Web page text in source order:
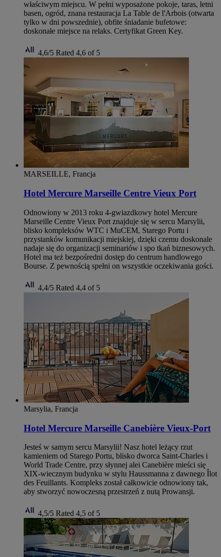
właściwym miejscu. W pełni wyposażone pokoje, taras, letni
basen, ogród, znana restauracja La Table de l'Arbois (otwarta
tylko w dni powszednie), obfite śniadanie bufetowe:
doskonałe miejsce na relaks. Certyfikat Green Key.
4,6/5 Rated 4,6 of 5
MARSEILLE, Francja
Hotel Mercure Marseille Centre Vieux Port
Odnowiony w 2013 roku 4-gwiazdkowy hotel Mercure
Marseille Centre Vieux Port znajduje się w sercu Marsylii,
blisko kompleksów WTC i MuCEM, Starego Portu i
przystanków komunikacji miejskiej, dzięki czemu doskonale
nadaje się do organizacji seminariów i spo tkań biznesowych.
Hotel ma też bezpośredni dostęp do centrum handlowego
Bourse. Z pewnością spełni on wszystkie oczekiwania gości.
4,4/5 Rated 4,4 of 5
Marsylia, Francja
Hotel Mercure Marseille Canebière Vieux-Port
Jesteś w samym sercu Marsylii! Nasz hotel leżący rzut
kamieniem od Starego Portu, blisko dworca Saint-Charles i
World Trade Centre, przy słynnej alei Canebière mieści się
XIX-wiecznym budynku w stylu Haussmanna z dawnego Îlot
des Feuillants. Kompleks został całkowicie odnowiony tak,
aby stworzyć nowoczesną przestrzeń z nutą Prowansji.
4,5/5 Rated 4,5 of 5